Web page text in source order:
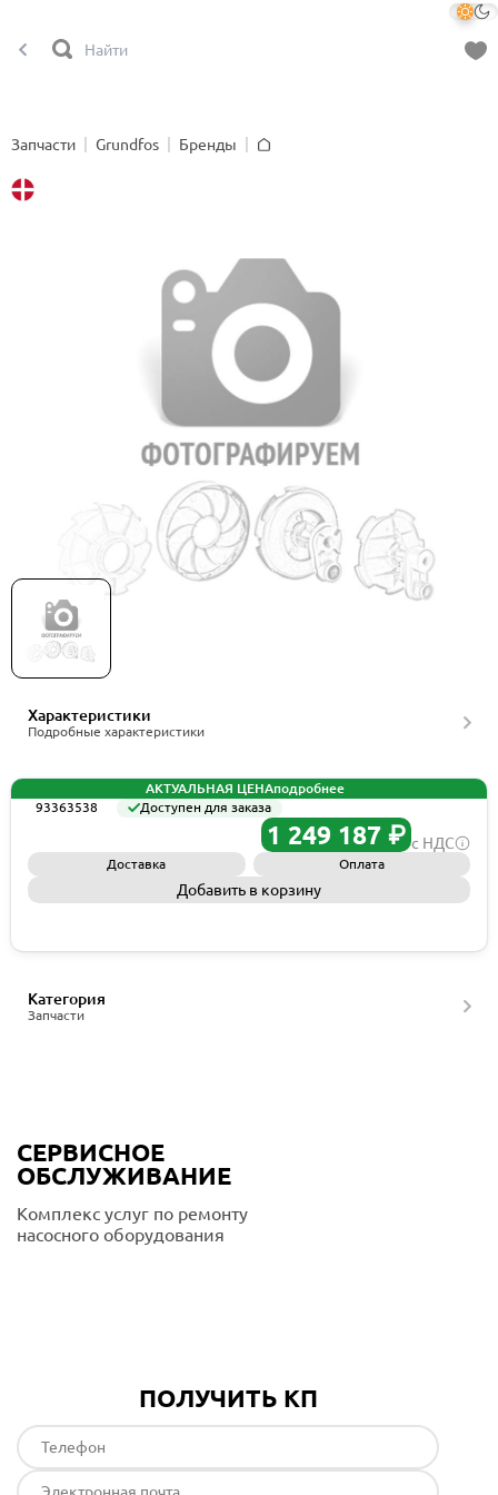
Запчасти Grundfos
Бренды
Grundfos Kit, Thrust bearing cpl., артикул
Характеристики
Подробные характеристики
АКТУАЛЬНАЯ ЦЕНАподробнее
93363538
Доступен для заказа
1 249 187 ₽ с НДС
Доставка Оплата
Добавить в корзину
Запчасти
Категория
СЕРВИСНОЕ
ОБСЛУЖИВАНИЕ
Комплекс услуг по ремонту
насосного оборудования
ПОЛУЧИТЬ КП